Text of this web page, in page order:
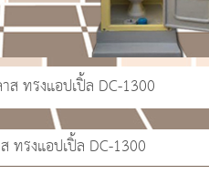
ส ทรงแอปเปิ้ล DC-1300
ทรงแอปเปิ้ล DC-1300